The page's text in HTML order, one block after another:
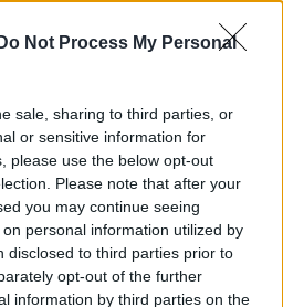
Do Not Process My Personal
sale, sharing to third parties, or
or sensitive information for
please use the below opt-out
Please note that after your
you may continue seeing
personal information utilized by
disclosed to third parties prior to
opt-out of the further
information by third parties on the
要求关于
手腕更清
过他本人在社交媒体上发布的